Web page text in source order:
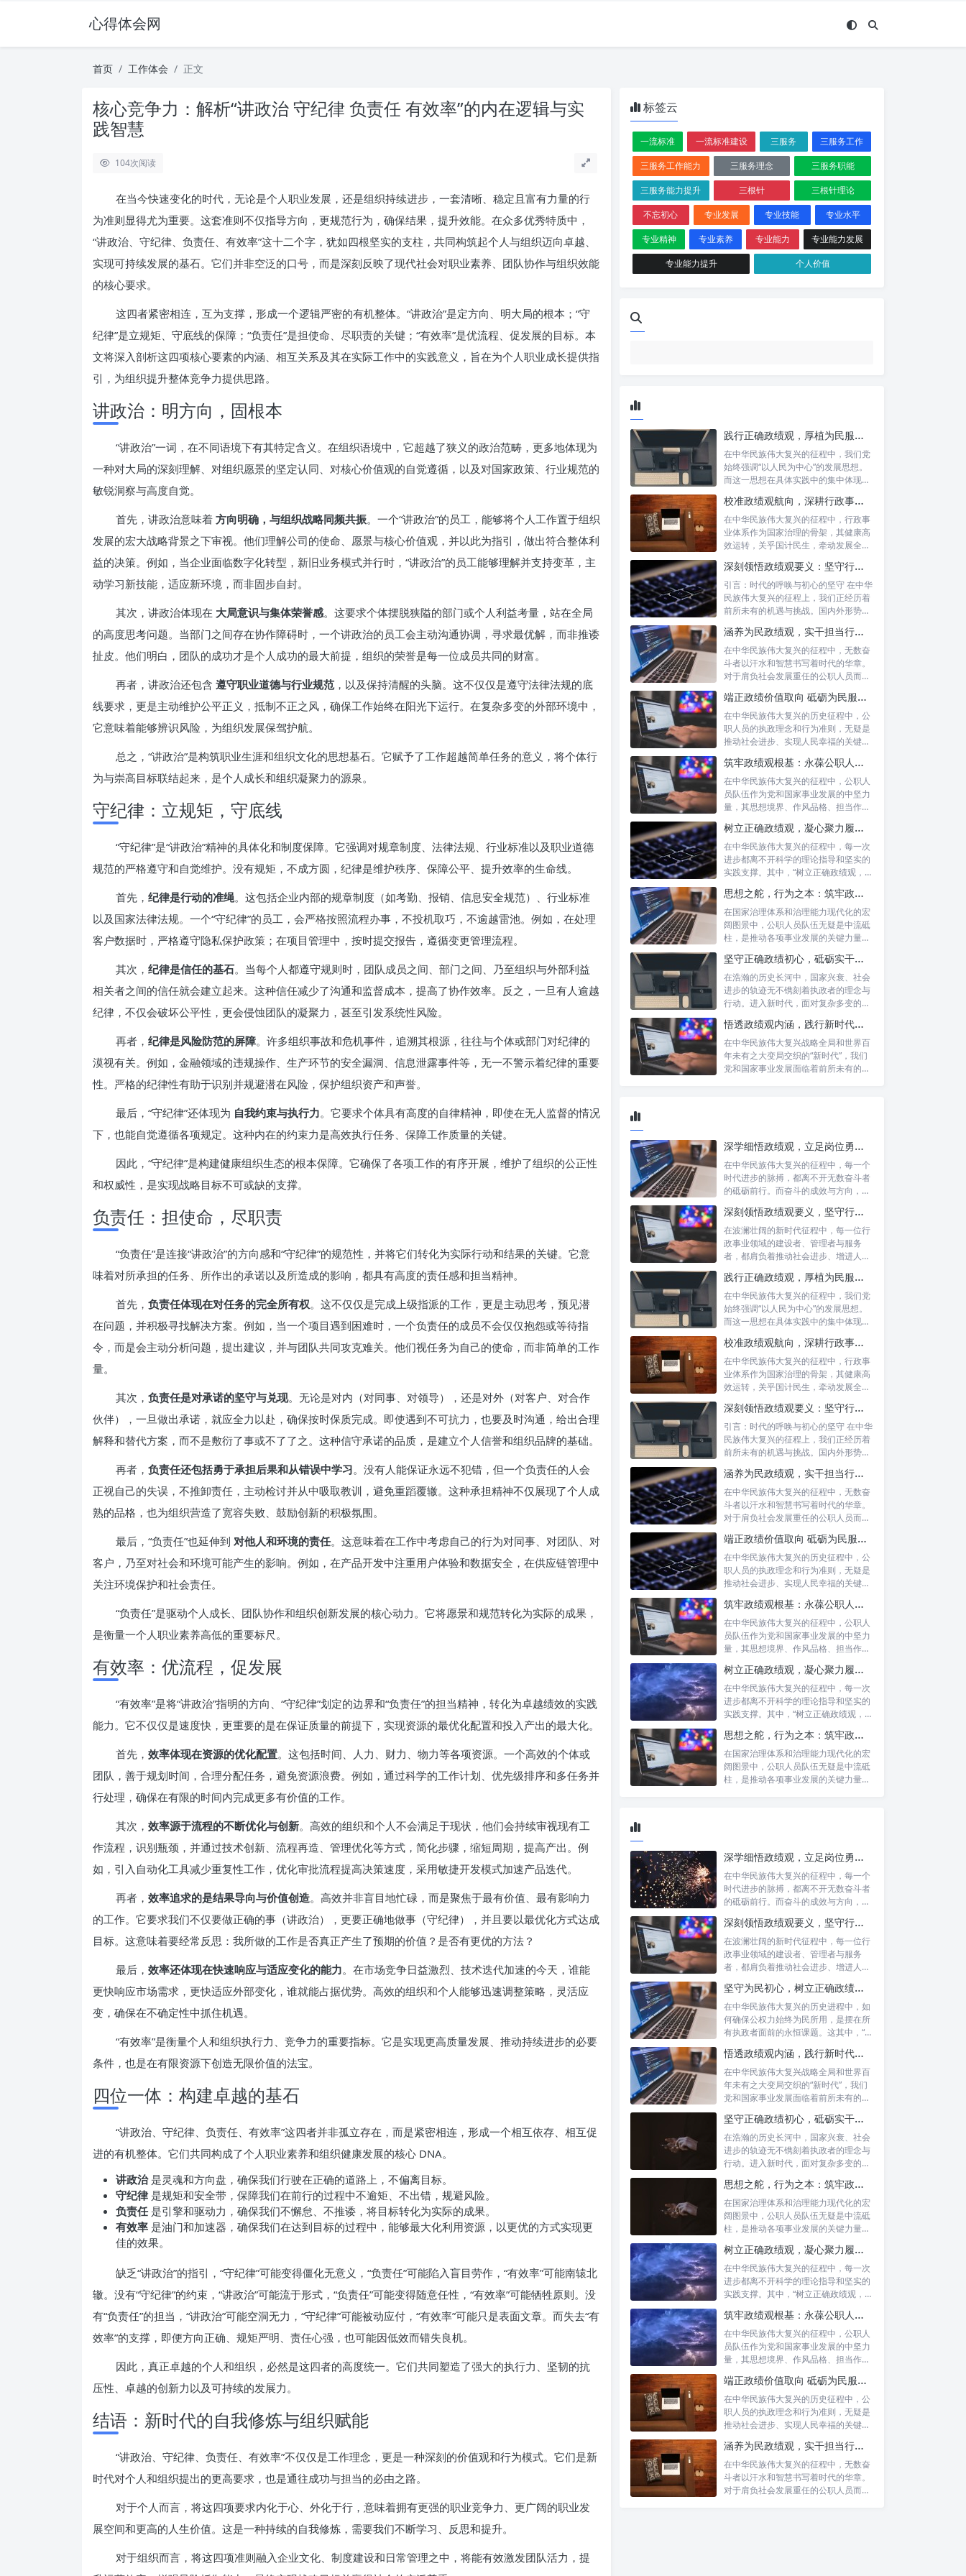
心得体会网
首页 工作体会 正文
核心竞争力：解析“讲政治 守纪律 负责任 有效率”的内在逻辑与实
践智慧
104次阅读
在当今快速变化的时代，无论是个人职业发展，还是组织持续进步，一套清晰、稳定且富有力量的行
为准则显得尤为重要。这套准则不仅指导方向，更规范行为，确保结果，提升效能。在众多优秀特质中，
“讲政治、守纪律、负责任、有效率”这十二个字，犹如四根坚实的支柱，共同构筑起个人与组织迈向卓越、
实现可持续发展的基石。它们并非空泛的口号，而是深刻反映了现代社会对职业素养、团队协作与组织效能
的核心要求。
这四者紧密相连，互为支撑，形成一个逻辑严密的有机整体。“讲政治”是定方向、明大局的根本；“守
纪律”是立规矩、守底线的保障；“负责任”是担使命、尽职责的关键；“有效率”是优流程、促发展的目标。本
文将深入剖析这四项核心要素的内涵、相互关系及其在实际工作中的实践意义，旨在为个人职业成长提供指
引，为组织提升整体竞争力提供思路。
讲政治：明方向，固根本
“讲政治”一词，在不同语境下有其特定含义。在组织语境中，它超越了狭义的政治范畴，更多地体现为
一种对大局的深刻理解、对组织愿景的坚定认同、对核心价值观的自觉遵循，以及对国家政策、行业规范的
敏锐洞察与高度自觉。
首先，讲政治意味着 方向明确，与组织战略同频共振。一个“讲政治”的员工，能够将个人工作置于组织
发展的宏大战略背景之下审视。他们理解公司的使命、愿景与核心价值观，并以此为指引，做出符合整体利
益的决策。例如，当企业面临数字化转型，新旧业务模式并行时，“讲政治”的员工能够理解并支持变革，主
动学习新技能，适应新环境，而非固步自封。
其次，讲政治体现在 大局意识与集体荣誉感。这要求个体摆脱狭隘的部门或个人利益考量，站在全局
的高度思考问题。当部门之间存在协作障碍时，一个讲政治的员工会主动沟通协调，寻求最优解，而非推诿
扯皮。他们明白，团队的成功才是个人成功的最大前提，组织的荣誉是每一位成员共同的财富。
再者，讲政治还包含 遵守职业道德与行业规范，以及保持清醒的头脑。这不仅仅是遵守法律法规的底
线要求，更是主动维护公平正义，抵制不正之风，确保工作始终在阳光下运行。在复杂多变的外部环境中，
它意味着能够辨识风险，为组织发展保驾护航。
总之，“讲政治”是构筑职业生涯和组织文化的思想基石。它赋予了工作超越简单任务的意义，将个体行
为与崇高目标联结起来，是个人成长和组织凝聚力的源泉。
守纪律：立规矩，守底线
“守纪律”是“讲政治”精神的具体化和制度保障。它强调对规章制度、法律法规、行业标准以及职业道德
规范的严格遵守和自觉维护。没有规矩，不成方圆，纪律是维护秩序、保障公平、提升效率的生命线。
首先， 纪律是行动的准绳。这包括企业内部的规章制度（如考勤、报销、信息安全规范）、行业标准
以及国家法律法规。一个“守纪律”的员工，会严格按照流程办事，不投机取巧，不逾越雷池。例如，在处理
客户数据时，严格遵守隐私保护政策；在项目管理中，按时提交报告，遵循变更管理流程。
其次， 纪律是信任的基石。当每个人都遵守规则时，团队成员之间、部门之间、乃至组织与外部利益
相关者之间的信任就会建立起来。这种信任减少了沟通和监督成本，提高了协作效率。反之，一旦有人逾越
纪律，不仅会破坏公平性，更会侵蚀团队的凝聚力，甚至引发系统性风险。
再者， 纪律是风险防范的屏障。许多组织事故和危机事件，追溯其根源，往往与个体或部门对纪律的
漠视有关。例如，金融领域的违规操作、生产环节的安全漏洞、信息泄露事件等，无一不警示着纪律的重要
性。严格的纪律性有助于识别并规避潜在风险，保护组织资产和声誉。
最后，“守纪律”还体现为 自我约束与执行力。它要求个体具有高度的自律精神，即使在无人监督的情况
下，也能自觉遵循各项规定。这种内在的约束力是高效执行任务、保障工作质量的关键。
因此，“守纪律”是构建健康组织生态的根本保障。它确保了各项工作的有序开展，维护了组织的公正性
和权威性，是实现战略目标不可或缺的支撑。
负责任：担使命，尽职责
“负责任”是连接“讲政治”的方向感和“守纪律”的规范性，并将它们转化为实际行动和结果的关键。它意
味着对所承担的任务、所作出的承诺以及所造成的影响，都具有高度的责任感和担当精神。
首先， 负责任体现在对任务的完全所有权。这不仅仅是完成上级指派的工作，更是主动思考，预见潜
在问题，并积极寻找解决方案。例如，当一个项目遇到困难时，一个负责任的成员不会仅仅抱怨或等待指
令，而是会主动分析问题，提出建议，并与团队共同攻克难关。他们视任务为自己的使命，而非简单的工作
量。
其次， 负责任是对承诺的坚守与兑现。无论是对内（对同事、对领导），还是对外（对客户、对合作
伙伴），一旦做出承诺，就应全力以赴，确保按时保质完成。即使遇到不可抗力，也要及时沟通，给出合理
解释和替代方案，而不是敷衍了事或不了了之。这种信守承诺的品质，是建立个人信誉和组织品牌的基础。
再者， 负责任还包括勇于承担后果和从错误中学习。没有人能保证永远不犯错，但一个负责任的人会
正视自己的失误，不推卸责任，主动检讨并从中吸取教训，避免重蹈覆辙。这种承担精神不仅展现了个人成
熟的品格，也为组织营造了宽容失败、鼓励创新的积极氛围。
最后，“负责任”也延伸到 对他人和环境的责任。这意味着在工作中考虑自己的行为对同事、对团队、对
客户，乃至对社会和环境可能产生的影响。例如，在产品开发中注重用户体验和数据安全，在供应链管理中
关注环境保护和社会责任。
“负责任”是驱动个人成长、团队协作和组织创新发展的核心动力。它将愿景和规范转化为实际的成果，
是衡量一个人职业素养高低的重要标尺。
有效率：优流程，促发展
“有效率”是将“讲政治”指明的方向、“守纪律”划定的边界和“负责任”的担当精神，转化为卓越绩效的实践
能力。它不仅仅是速度快，更重要的是在保证质量的前提下，实现资源的最优化配置和投入产出的最大化。
首先， 效率体现在资源的优化配置。这包括时间、人力、财力、物力等各项资源。一个高效的个体或
团队，善于规划时间，合理分配任务，避免资源浪费。例如，通过科学的工作计划、优先级排序和多任务并
行处理，确保在有限的时间内完成更多有价值的工作。
其次， 效率源于流程的不断优化与创新。高效的组织和个人不会满足于现状，他们会持续审视现有工
作流程，识别瓶颈，并通过技术创新、流程再造、管理优化等方式，简化步骤，缩短周期，提高产出。例
如，引入自动化工具减少重复性工作，优化审批流程提高决策速度，采用敏捷开发模式加速产品迭代。
再者， 效率追求的是结果导向与价值创造。高效并非盲目地忙碌，而是聚焦于最有价值、最有影响力
的工作。它要求我们不仅要做正确的事（讲政治），更要正确地做事（守纪律），并且要以最优化方式达成
目标。这意味着要经常反思：我所做的工作是否真正产生了预期的价值？是否有更优的方法？
最后， 效率还体现在快速响应与适应变化的能力。在市场竞争日益激烈、技术迭代加速的今天，谁能
更快响应市场需求，更快适应外部变化，谁就能占据优势。高效的组织和个人能够迅速调整策略，灵活应
变，确保在不确定性中抓住机遇。
“有效率”是衡量个人和组织执行力、竞争力的重要指标。它是实现更高质量发展、推动持续进步的必要
条件，也是在有限资源下创造无限价值的法宝。
四位一体：构建卓越的基石
“讲政治、守纪律、负责任、有效率”这四者并非孤立存在，而是紧密相连，形成一个相互依存、相互促
进的有机整体。它们共同构成了个人职业素养和组织健康发展的核心 DNA。
讲政治 是灵魂和方向盘，确保我们行驶在正确的道路上，不偏离目标。
守纪律 是规矩和安全带，保障我们在前行的过程中不逾矩、不出错，规避风险。
负责任 是引擎和驱动力，确保我们不懈怠、不推诿，将目标转化为实际的成果。
有效率 是油门和加速器，确保我们在达到目标的过程中，能够最大化利用资源，以更优的方式实现更
佳的效果。
缺乏“讲政治”的指引，“守纪律”可能变得僵化无意义，“负责任”可能陷入盲目劳作，“有效率”可能南辕北
辙。没有“守纪律”的约束，“讲政治”可能流于形式，“负责任”可能变得随意任性，“有效率”可能牺牲原则。没
有“负责任”的担当，“讲政治”可能空洞无力，“守纪律”可能被动应付，“有效率”可能只是表面文章。而失去“有
效率”的支撑，即便方向正确、规矩严明、责任心强，也可能因低效而错失良机。
因此，真正卓越的个人和组织，必然是这四者的高度统一。它们共同塑造了强大的执行力、坚韧的抗
压性、卓越的创新力以及可持续的发展力。
结语：新时代的自我修炼与组织赋能
“讲政治、守纪律、负责任、有效率”不仅仅是工作理念，更是一种深刻的价值观和行为模式。它们是新
时代对个人和组织提出的更高要求，也是通往成功与担当的必由之路。
对于个人而言，将这四项要求内化于心、外化于行，意味着拥有更强的职业竞争力、更广阔的职业发
展空间和更高的人生价值。这是一种持续的自我修炼，需要我们不断学习、反思和提升。
对于组织而言，将这四项准则融入企业文化、制度建设和日常管理之中，将能有效激发团队活力，提
标签云
一流标准 一流标准建设 三服务
三服务工作
三服务工作能力
三服务理念
三服务职能
三服务能力提升
三根针
三根针理论
不忘初心
专业发展 专业技能
专业水平
专业精神
专业素养 专业能力
专业能力发展
专业能力提升
个人价值
践行正确政绩观，厚植为民服务根基：迈向高质量发展的根本遵循
在中华民族伟大复兴的征程中，我们党
始终强调“以人民为中心”的发展思想。
而这一思想在具体实践中的集中体现，
校准政绩观航向，深耕行政事业本职：新时代高质量发展的双重 imperative
在中华民族伟大复兴的征程中，行政事
业体系作为国家治理的骨架，其健康高
效运转，关乎国计民生，牵动发展全
深刻领悟政绩观要义：坚守行政事业初心，绘就为民服务新篇章
引言：时代的呼唤与初心的坚守 在中华
民族伟大复兴的征程上，我们正经历着
前所未有的机遇与挑战。国内外形势复
涵养为民政绩观，实干担当行稳致远：新时代公仆的价值坐标与实践航向
在中华民族伟大复兴的征程中，无数奋
斗者以汗水和智慧书写着时代的华章。
对于肩负社会发展重任的公职人员而
端正政绩价值取向 砥砺为民服务初心：新时代公仆的责任与担当
在中华民族伟大复兴的历史征程中，公
职人员的执政理念和行为准则，无疑是
推动社会进步、实现人民幸福的关键所
筑牢政绩观根基：永葆公职人员本色的时代考量与实践路径
在中华民族伟大复兴的征程中，公职人
员队伍作为党和国家事业发展的中坚力
量，其思想境界、作风品格、担当作为
树立正确政绩观，凝心聚力履职尽责：新时代下的治理智慧与实践路径
在中华民族伟大复兴的征程中，每一次
进步都离不开科学的理论指导和坚实的
实践支撑。其中，“树立正确政绩观，凝
思想之舵，行为之本：筑牢政绩观根基，永葆公职人员本色
在国家治理体系和治理能力现代化的宏
阔图景中，公职人员队伍无疑是中流砥
柱，是推动各项事业发展的关键力量。
坚守正确政绩初心，砥砺实干担当精神：新时代高质量发展的核心引擎
在浩瀚的历史长河中，国家兴衰、社会
进步的轨迹无不镌刻着执政者的理念与
行动。进入新时代，面对复杂多变的国
悟透政绩观内涵，践行新时代使命：书写高质量发展的时代答卷
在中华民族伟大复兴战略全局和世界百
年未有之大变局交织的“新时代”，我们
党和国家事业发展面临着前所未有的机
深学细悟政绩观，立足岗位勇争先：新时代奋斗者的思想指引与实践航标
在中华民族伟大复兴的征程中，每一个
时代进步的脉搏，都离不开无数奋斗者
的砥砺前行。而奋斗的成效与方向，又
深刻领悟政绩观要义，坚守行政事业初心：新时代公仆的责任与担当
在波澜壮阔的新时代征程中，每一位行
政事业领域的建设者、管理者与服务
者，都肩负着推动社会进步、增进人民
践行正确政绩观，厚植为民服务根基：迈向高质量发展的根本遵循
在中华民族伟大复兴的征程中，我们党
始终强调“以人民为中心”的发展思想。
而这一思想在具体实践中的集中体现，
校准政绩观航向，深耕行政事业本职：新时代高质量发展的双重 imperative
在中华民族伟大复兴的征程中，行政事
业体系作为国家治理的骨架，其健康高
效运转，关乎国计民生，牵动发展全
深刻领悟政绩观要义：坚守行政事业初心，绘就为民服务新篇章
引言：时代的呼唤与初心的坚守 在中华
民族伟大复兴的征程上，我们正经历着
前所未有的机遇与挑战。国内外形势复
涵养为民政绩观，实干担当行稳致远：新时代公仆的价值坐标与实践航向
在中华民族伟大复兴的征程中，无数奋
斗者以汗水和智慧书写着时代的华章。
对于肩负社会发展重任的公职人员而
端正政绩价值取向 砥砺为民服务初心：新时代公仆的责任与担当
在中华民族伟大复兴的历史征程中，公
职人员的执政理念和行为准则，无疑是
推动社会进步、实现人民幸福的关键所
筑牢政绩观根基：永葆公职人员本色的时代考量与实践路径
在中华民族伟大复兴的征程中，公职人
员队伍作为党和国家事业发展的中坚力
量，其思想境界、作风品格、担当作为
树立正确政绩观，凝心聚力履职尽责：新时代下的治理智慧与实践路径
在中华民族伟大复兴的征程中，每一次
进步都离不开科学的理论指导和坚实的
实践支撑。其中，“树立正确政绩观，凝
思想之舵，行为之本：筑牢政绩观根基，永葆公职人员本色
在国家治理体系和治理能力现代化的宏
阔图景中，公职人员队伍无疑是中流砥
柱，是推动各项事业发展的关键力量。
深学细悟政绩观，立足岗位勇争先：新时代奋斗者的思想指引与实践航标
在中华民族伟大复兴的征程中，每一个
时代进步的脉搏，都离不开无数奋斗者
的砥砺前行。而奋斗的成效与方向，又
深刻领悟政绩观要义，坚守行政事业初心：新时代公仆的责任与担当
在波澜壮阔的新时代征程中，每一位行
政事业领域的建设者、管理者与服务
者，都肩负着推动社会进步、增进人民
坚守为民初心，树立正确政绩观念：以人民为中心的治理之道
在中华民族伟大复兴的历史进程中，如
何确保公权力始终为民所用，是摆在所
有执政者面前的永恒课题。这其中，“坚
悟透政绩观内涵，践行新时代使命：书写高质量发展的时代答卷
在中华民族伟大复兴战略全局和世界百
年未有之大变局交织的“新时代”，我们
党和国家事业发展面临着前所未有的机
坚守正确政绩初心，砥砺实干担当精神：新时代高质量发展的核心引擎
在浩瀚的历史长河中，国家兴衰、社会
进步的轨迹无不镌刻着执政者的理念与
行动。进入新时代，面对复杂多变的国
思想之舵，行为之本：筑牢政绩观根基，永葆公职人员本色
在国家治理体系和治理能力现代化的宏
阔图景中，公职人员队伍无疑是中流砥
柱，是推动各项事业发展的关键力量。
树立正确政绩观，凝心聚力履职尽责：新时代下的治理智慧与实践路径
在中华民族伟大复兴的征程中，每一次
进步都离不开科学的理论指导和坚实的
实践支撑。其中，“树立正确政绩观，凝
筑牢政绩观根基：永葆公职人员本色的时代考量与实践路径
在中华民族伟大复兴的征程中，公职人
员队伍作为党和国家事业发展的中坚力
量，其思想境界、作风品格、担当作为
端正政绩价值取向 砥砺为民服务初心：新时代公仆的责任与担当
在中华民族伟大复兴的历史征程中，公
职人员的执政理念和行为准则，无疑是
推动社会进步、实现人民幸福的关键所
涵养为民政绩观，实干担当行稳致远：新时代公仆的价值坐标与实践航向
在中华民族伟大复兴的征程中，无数奋
斗者以汗水和智慧书写着时代的华章。
对于肩负社会发展重任的公职人员而